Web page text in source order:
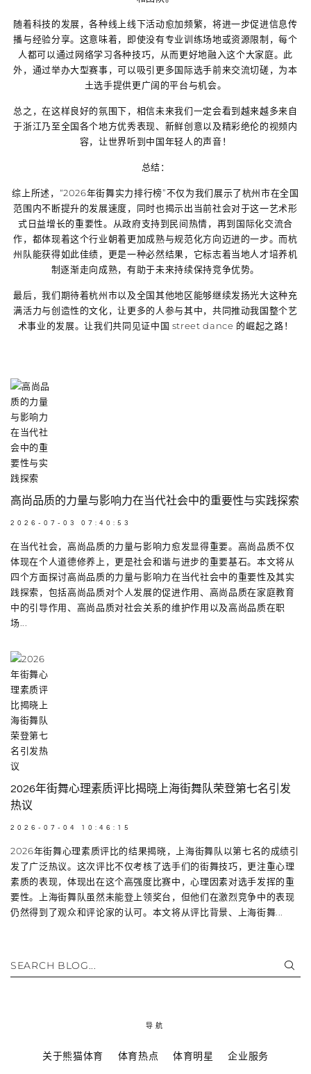
随着科技的发展，各种线上线下活动愈加频繁，将进一步促进信息传
播与经验分享。这意味着，即使没有专业训练场地或资源限制，每个
人都可以通过网络学习各种技巧，从而更好地融入这个大家庭。此
外，通过举办大型赛事，可以吸引更多国际选手前来交流切磋，为本
土选手提供更广阔的平台与机会。
总之，在这样良好的氛围下，相信未来我们一定会看到越来越多来自
于浙江乃至全国各个地方优秀表现、新鲜创意以及精彩绝伦的视频内
容，让世界听到中国年轻人的声音！
总结：
综上所述，“2026年街舞实力排行榜”不仅为我们展示了杭州市在全国
范围内不断提升的发展速度，同时也揭示出当前社会对于这一艺术形
式日益增长的重要性。从政府支持到民间热情，再到国际化交流合
作，都体现着这个行业朝着更加成熟与规范化方向迈进的一步。而杭
州队能获得如此佳绩，更是一种必然结果，它标志着当地人才培养机
制逐渐走向成熟，有助于未来持续保持竞争优势。
最后，我们期待着杭州市以及全国其他地区能够继续发扬光大这种充
满活力与创造性的文化，让更多的人参与其中，共同推动我国整个艺
术事业的发展。让我们共同见证中国 street dance 的崛起之路！
高尚品质的力量与影响力在当代社会中的重要性与实践探索
2026-07-03 07:40:53
在当代社会，高尚品质的力量与影响力愈发显得重要。高尚品质不仅
体现在个人道德修养上，更是社会和谐与进步的重要基石。本文将从
四个方面探讨高尚品质的力量与影响力在当代社会中的重要性及其实
践探索，包括高尚品质对个人发展的促进作用、高尚品质在家庭教育
中的引导作用、高尚品质对社会关系的维护作用以及高尚品质在职
场...
2026年街舞心理素质评比揭晓上海街舞队荣登第七名引发
热议
2026-07-04 10:46:15
2026年街舞心理素质评比的结果揭晓，上海街舞队以第七名的成绩引
发了广泛热议。这次评比不仅考核了选手们的街舞技巧，更注重心理
素质的表现，体现出在这个高强度比赛中，心理因素对选手发挥的重
要性。上海街舞队虽然未能登上领奖台，但他们在激烈竞争中的表现
仍然得到了观众和评论家的认可。本文将从评比背景、上海街舞...
SEARCH BLOG...
导航
关于熊猫体育 体育热点 体育明星 企业服务